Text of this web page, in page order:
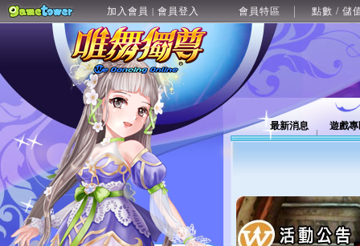
加入會員 | 會員登入 會員特區 點數 / 儲
最新消息 遊戲